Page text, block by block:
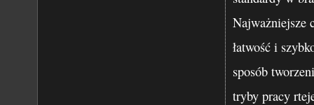
Najważniejsze
łatwość i
sposób
tryby pracy